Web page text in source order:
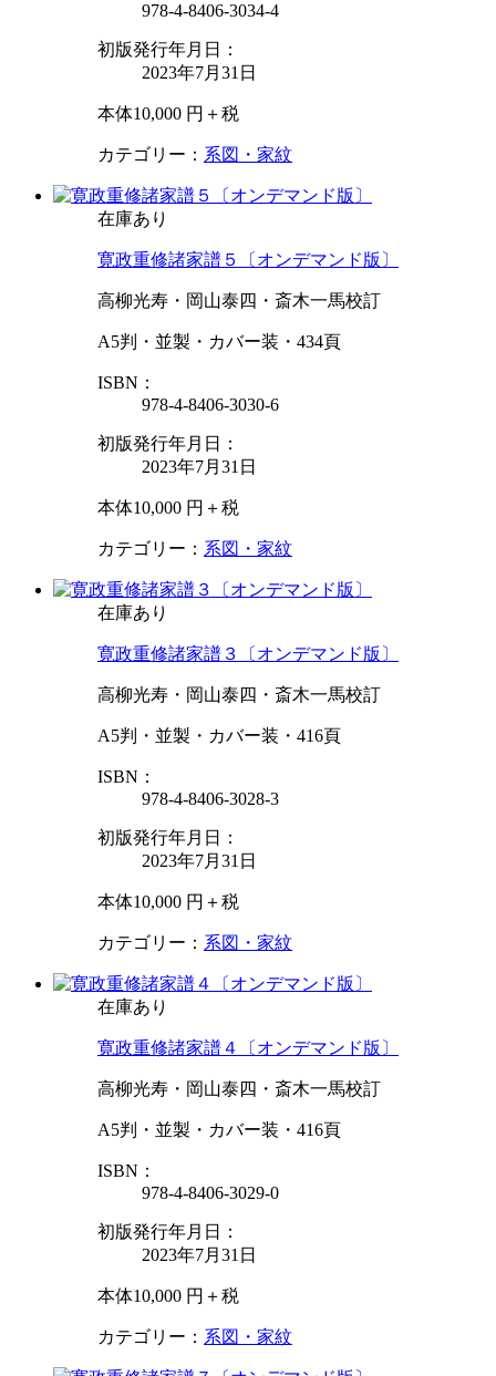
978-4-8406-3034-4
初版発行年月日：
2023年7月31日
本体10,000 円＋税
カテゴリー： 系図・家紋
在庫あり
寛政重修諸家譜５〔オンデマンド版〕
高柳光寿・岡山泰四・斎木一馬校訂
A5判・並製・カバー装・434頁
ISBN：
978-4-8406-3030-6
初版発行年月日：
2023年7月31日
本体10,000 円＋税
カテゴリー： 系図・家紋
在庫あり
寛政重修諸家譜３〔オンデマンド版〕
高柳光寿・岡山泰四・斎木一馬校訂
A5判・並製・カバー装・416頁
ISBN：
978-4-8406-3028-3
初版発行年月日：
2023年7月31日
本体10,000 円＋税
カテゴリー： 系図・家紋
在庫あり
寛政重修諸家譜４〔オンデマンド版〕
高柳光寿・岡山泰四・斎木一馬校訂
A5判・並製・カバー装・416頁
ISBN：
978-4-8406-3029-0
初版発行年月日：
2023年7月31日
本体10,000 円＋税
カテゴリー： 系図・家紋